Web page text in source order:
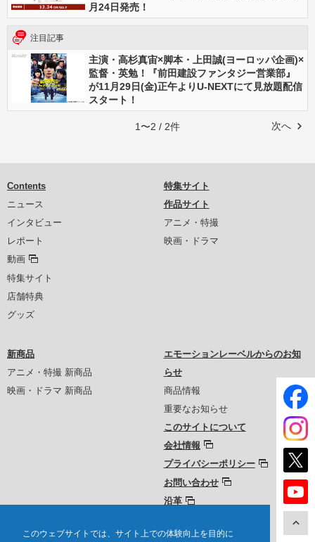
このウェブサイトでは、サイト上での体験向上を目的に
月24日発売！
注目記事
主演・高杉真宙×脚本・上田誠(ヨーロッパ企画)×
監督・英勉！『前田建設ファンタジー営業部』
が11月29日(金)正午よりU-NEXTにて見放題配信
スタート！
次へ
1〜2 / 2件
Contents
ニュース
インタビュー
レポート
動画
特集サイト
店舗特典
グッズ
特集サイト
作品サイト
アニメ・特撮
映画・ドラマ
新商品
アニメ・特撮 新商品
映画・ドラマ 新商品
エモーションレーベルからのお知
らせ
商品情報
重要なお知らせ
このサイトについて
会社情報
プライバシーポリシー
お問い合わせ
沿革